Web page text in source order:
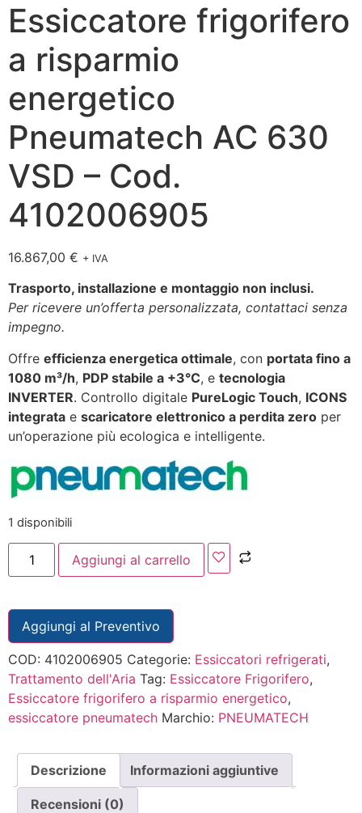
Essiccatore frigorifero
a risparmio
energetico
Pneumatech AC 630
VSD – Cod.
4102006905
16.867,00 € + IVA
Trasporto, installazione e montaggio non inclusi.
Per ricevere un’offerta personalizzata, contattaci senza
impegno.
Offre efficienza energetica ottimale, con portata fino a
1080 m³/h, PDP stabile a +3°C, e tecnologia
INVERTER. Controllo digitale PureLogic Touch, ICONS
integrata e scaricatore elettronico a perdita zero per
un’operazione più ecologica e intelligente.
1 disponibili
Aggiungi al carrello
Aggiungi al Preventivo
COD: 4102006905 Categorie: Essiccatori refrigerati,
Trattamento dell'Aria Tag: Essiccatore Frigorifero,
Essiccatore frigorifero a risparmio energetico,
essiccatore pneumatech Marchio: PNEUMATECH
Descrizione Informazioni aggiuntive
Recensioni (0)